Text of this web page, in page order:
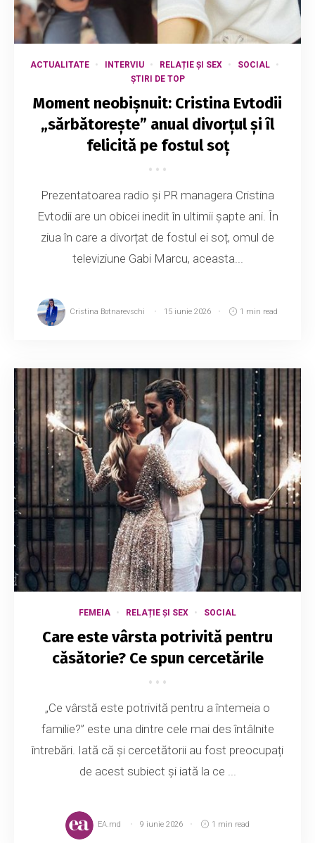
ACTUALITATE INTERVIU RELAȚIE ȘI SEX
SOCIAL
ȘTIRI DE TOP
Moment neobișnuit: Cristina Evtodii
„sărbătorește” anual divorțul și îl
felicită pe fostul soț
Prezentatoarea radio și PR managera Cristina
Evtodii are un obicei inedit în ultimii șapte ani. În
ziua în care a divorțat de fostul ei soț, omul de
televiziune Gabi Marcu, aceasta...
Cristina Botnarevschi 15 iunie 2026 1 min read
FEMEIA RELAȚIE ȘI SEX SOCIAL
Care este vârsta potrivită pentru
căsătorie? Ce spun cercetările
„Ce vârstă este potrivită pentru a întemeia o
familie?” este una dintre cele mai des întâlnite
întrebări. Iată că și cercetătorii au fost preocupați
de acest subiect și iată la ce ...
EA.md 9 iunie 2026 1 min read